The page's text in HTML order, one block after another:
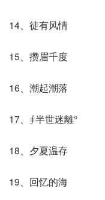
14、徒有风情
15、攒眉千度
16、潮起潮落
17、∮半世迷離°
18、夕夏温存
19、回忆的海